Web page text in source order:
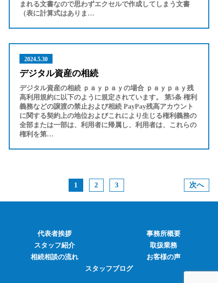
まれる文書なので思わずエクセルで作成してしまう文書
（表に計算式はありま…
2024.5.30
デジタル資産の相続
デジタル資産の相続 ｐａｙｐａｙの場合 ｐａｙｐａｙ残
高利用規約に以下のように規定されています。 第5条 権利
義務などの譲渡の禁止および相続 PayPay残高アカウント
に関する契約上の地位およびこれにより生じる権利義務の
全部または一部は、利用者に帰属し、利用者は、これらの
権利を第…
1 2 3 次へ
代表者挨拶
事務所概要
スタッフ紹介
取扱業務
相続相談の流れ
お客様の声
スタッフブログ